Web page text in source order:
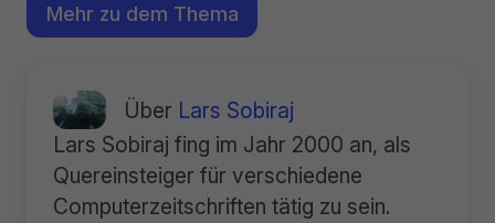
Mehr zu dem Thema
Über Lars Sobiraj
Lars Sobiraj fing im Jahr 2000 an, als
Quereinsteiger für verschiedene
Computerzeitschriften tätig zu sein.